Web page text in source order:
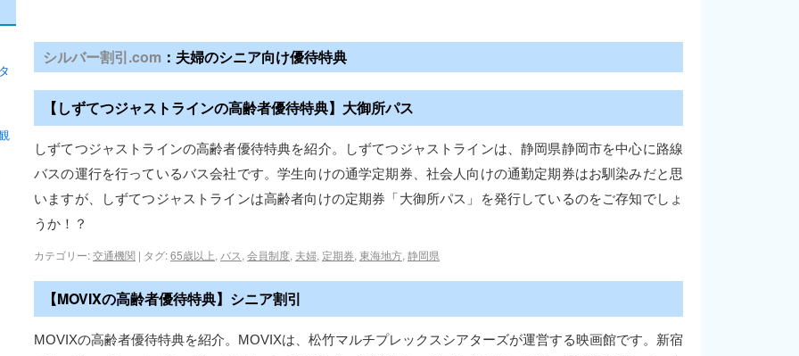
シルバー割引.com ：夫婦のシニア向け優待特典
【しずてつジャストラインの高齢者優待特典】大御所パス
しずてつジャストラインの高齢者優待特典を紹介。しずてつジャストラインは、静岡県静岡市を中心に路線
バスの運行を行っているバス会社です。学生向けの通学定期券、社会人向けの通勤定期券はお馴染みだと思
いますが、しずてつジャストラインは高齢者向けの定期券「大御所パス」を発行しているのをご存知でしょ
うか！？
カテゴリー:交通機関 | タグ:65歳以上, バス, 会員制度, 夫婦, 定期券, 東海地方, 静岡県
【MOVIXの高齢者優待特典】シニア割引
MOVIXの高齢者優待特典を紹介。MOVIXは、松竹マルチプレックスシアターズが運営する映画館です。新宿